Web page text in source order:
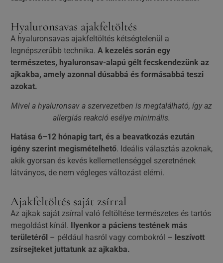
Hyaluronsavas ajakfeltöltés
A hyaluronsavas ajakfeltöltés kétségtelenül a
legnépszerűbb technika. A kezelés során egy
természetes, hyaluronsav-alapú gélt fecskendezünk az
ajkakba, amely azonnal dúsabbá és formásabbá teszi
azokat.
Mivel a hyaluronsav a szervezetben is megtalálható, így az
allergiás reakció esélye minimális.
Hatása 6–12 hónapig tart, és a beavatkozás ezután
igény szerint megismételhető. Ideális választás azoknak,
akik gyorsan és kevés kellemetlenséggel szeretnének
látványos, de nem végleges változást elérni.
Ajakfeltöltés saját zsírral
Az ajkak saját zsírral való feltöltése természetes és tartós
megoldást kínál.
Ilyenkor a páciens testének más
területéről – például hasról vagy combokról – leszívott
zsírsejteket juttatunk az ajkakba.